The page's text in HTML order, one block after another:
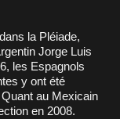
la Pléiade,
Jorge Luis
les Espagnols
y ont été
au Mexicain
en 2008.